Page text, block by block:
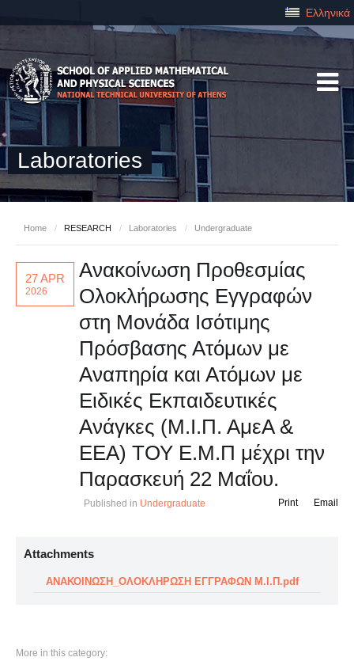
Ελληνικά
Laboratories
Home / RESEARCH / Laboratories / Undergraduate
27 APR
2026
Ανακοίνωση Προθεσμίας
Ολοκλήρωσης Εγγραφών
στη Μονάδα Ισότιμης
Πρόσβασης Ατόμων με
Αναπηρία και Ατόμων με
Ειδικές Εκπαιδευτικές
Ανάγκες (Μ.Ι.Π. ΑμεΑ &
ΕΕΑ) ΤΟΥ Ε.Μ.Π μέχρι την
Παρασκευή 22 Μαΐου.
Published in Undergraduate Email
Print
Attachments
ΑΝΑΚΟΙΝΩΣΗ_ΟΛΟΚΛΗΡΩΣΗ ΕΓΓΡΑΦΩΝ Μ.Ι.Π.pdf
More in this category: